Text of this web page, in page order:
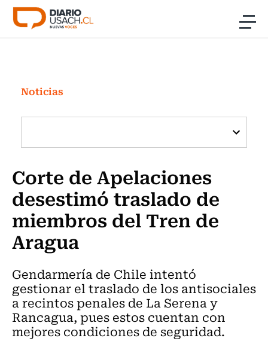
Click acá para ir directamente al contenido
Investigación
Cultura
Programas Radio y TV Usach
Noticias
Corte de Apelaciones
desestimó traslado de
miembros del Tren de
Aragua
Gendarmería de Chile intentó
gestionar el traslado de los antisociales
a recintos penales de La Serena y
Rancagua, pues estos cuentan con
mejores condiciones de seguridad.